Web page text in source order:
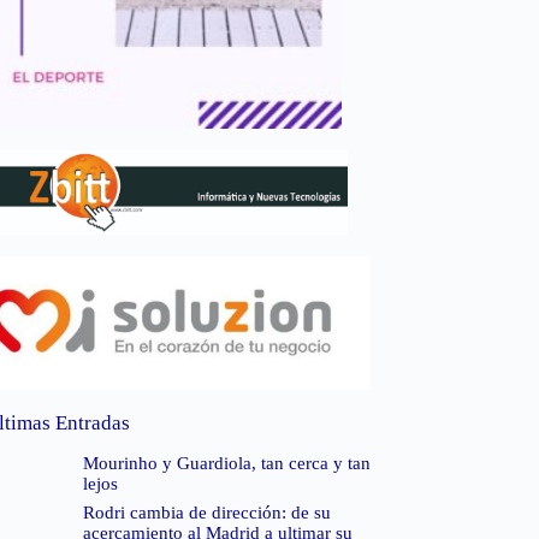
Entradas
Mourinho y Guardiola, tan cerca y tan
lejos
Rodri cambia de dirección: de su
acercamiento al Madrid a ultimar su